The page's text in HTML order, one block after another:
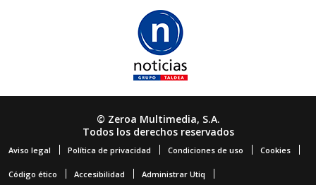
© Zeroa Multimedia, S.A.
Todos los derechos reservados
Aviso legal Política de privacidad Condiciones de uso Cookies
Código ético Accesibilidad Administrar Utiq